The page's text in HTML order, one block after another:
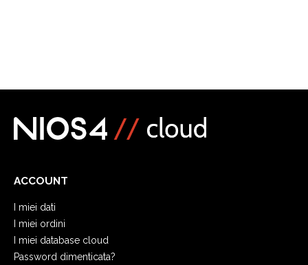
ACCOUNT
I miei dati
I miei ordini
I miei database cloud
Password dimenticata?